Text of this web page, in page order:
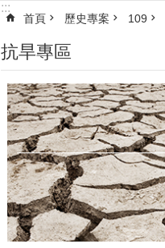
:::
首頁 歷史專案 109
抗旱專區